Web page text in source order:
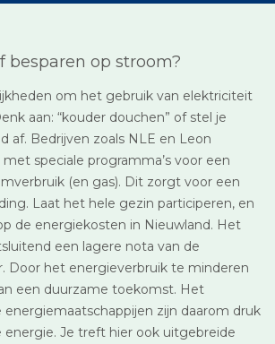
besparen op stroom?
om het gebruik van elektriciteit
aan: “kouder douchen” of stel je
af. Bedrijven zoals NLE en Leon
speciale programma’s voor een
(en gas). Dit zorgt voor een
Laat het hele gezin participeren, en
de energiekosten in Nieuwland. Het
een lagere nota van de
Door het energieverbruik te minderen
een duurzame toekomst. Het
energiemaatschappijen zijn daarom druk
Je treft hier ook uitgebreide